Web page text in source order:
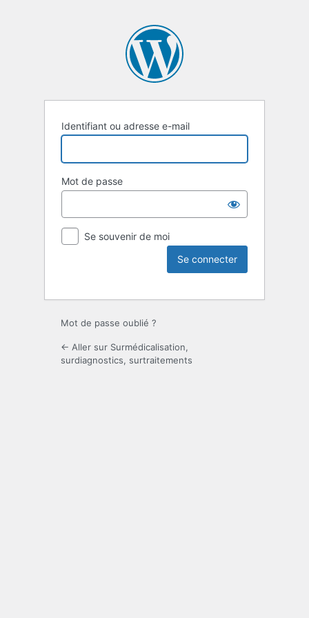
Identifiant ou adresse e-mail
Mot de passe
Se souvenir de moi
Mot de passe oublié ?
← Aller sur Surmédicalisation,
surdiagnostics, surtraitements